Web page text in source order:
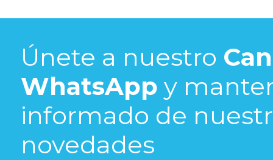
Únete a nuestro
WhatsApp y
informado de
novedades​